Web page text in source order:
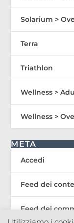
Solarium >
Terra
Triathlon
Wellness >
Wellness >
META
Accedi
Feed dei
Feed dei